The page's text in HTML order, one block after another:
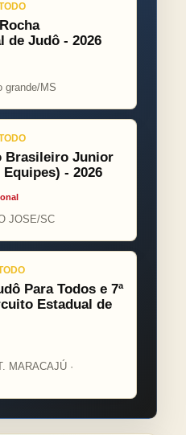
de Judô - 2026
grande/MS
Brasileiro Junior
- 2026
JOSE/SC
Para Todos e 7ª
Estadual de
MARACAJÚ ·